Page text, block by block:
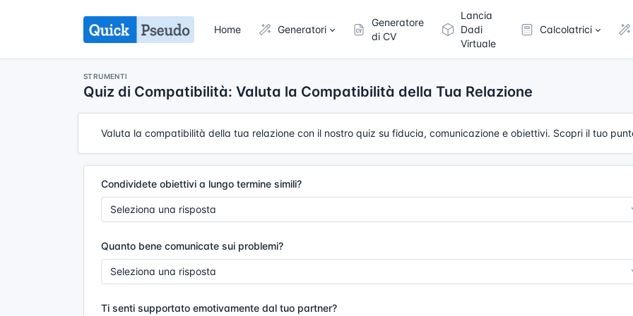
Home Generatori
Generatore
di CV
Lancia
Dadi
Virtuale
Calcolatrici
STRUMENTI
Quiz di Compatibilità: Valuta la Compatibilità della Tua Relazione
Valuta la compatibilità della tua relazione con il nostro quiz su fiducia, comunicazione e obiettivi. Scopri il tuo
Condividete obiettivi a lungo termine simili?
Quanto bene comunicate sui problemi?
Ti senti supportato emotivamente dal tuo partner?